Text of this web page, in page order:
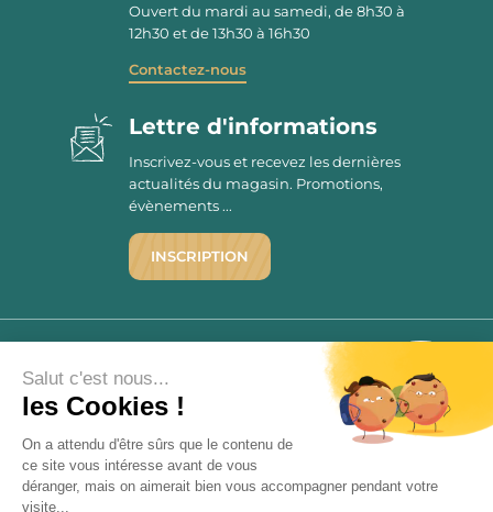
Ouvert du mardi au samedi, de 8h30 à
12h30 et de 13h30 à 16h30
Contactez-nous
2779 AVIS
9.7/10
Lettre d'informations
Inscrivez-vous et recevez les dernières
actualités du magasin. Promotions,
évènements ...
INSCRIPTION
Qui sommes-nous ?
Mentions légales
Politique de confidentialité
FAQ
Salut c'est nous...
les Cookies !
On a attendu d'être sûrs que le contenu de
ce site vous intéresse avant de vous
déranger, mais on aimerait bien vous accompagner pendant votre
visite...